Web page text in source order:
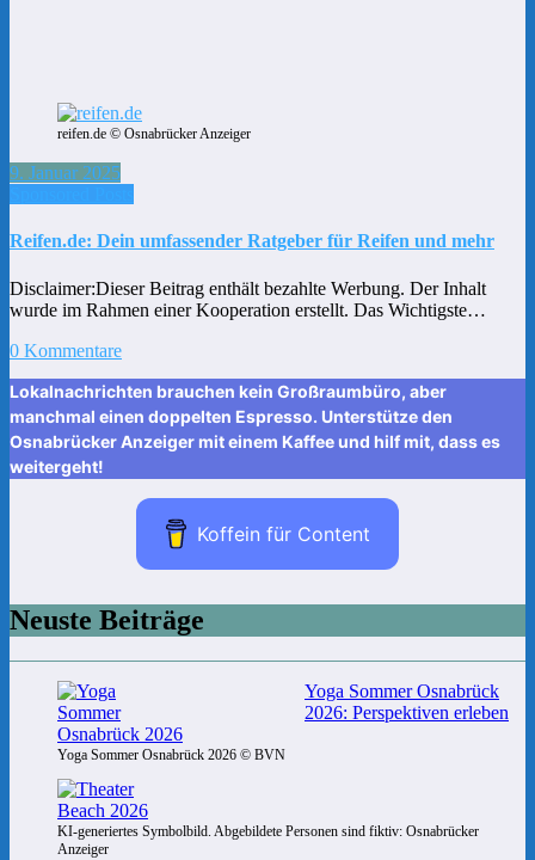
reifen.de © Osnabrücker Anzeiger
9. Januar 2025
Reifen.de: Dein umfassender Ratgeber für Reifen und mehr
Disclaimer:Dieser Beitrag enthält bezahlte Werbung. Der Inhalt
wurde im Rahmen einer Kooperation erstellt. Das Wichtigste…
0 Kommentare
Lokalnachrichten brauchen kein Großraumbüro, aber
manchmal einen doppelten Espresso. Unterstütze den
Osnabrücker Anzeiger mit einem Kaffee und hilf mit, dass es
weitergeht!
Koffein für Content
Neuste Beiträge
Yoga Sommer Osnabrück 2026 © BVN
Yoga Sommer Osnabrück
2026: Perspektiven erleben
KI-generiertes Symbolbild. Abgebildete Personen sind fiktiv: Osnabrücker
Anzeiger